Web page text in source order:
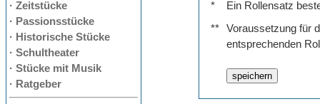
· Zeitstücke
· Passionsstücke
· Historische Stücke
· Schultheater
· Stücke mit Musik
· Ratgeber
*
Ein Rollensatz
**
Voraussetzung für
entsprechenden